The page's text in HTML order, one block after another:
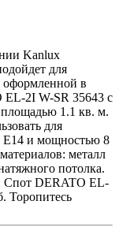
Kanlux
для
оформленной в
2I W-SR 35643 с
1.1 кв. м.
для
E14 и мощностью 8
металл
потолка.
Спот DERATO EL-
Торопитесь